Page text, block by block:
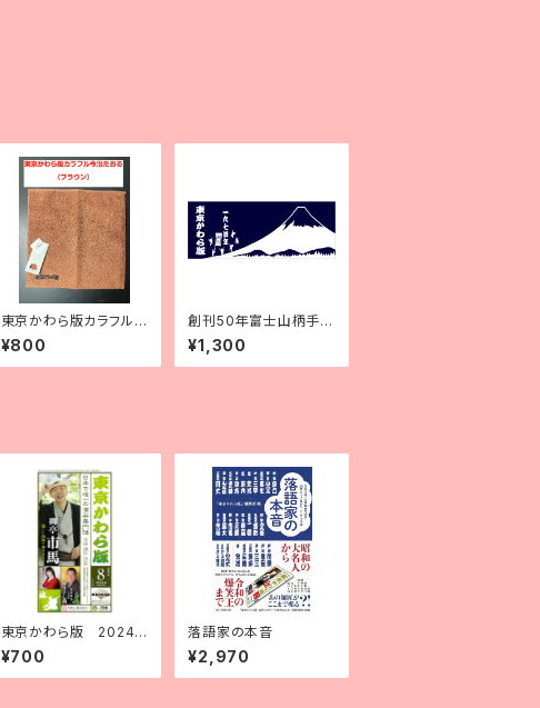
東京かわら版カラフル
今治たおる（ブラウン）
¥800
創刊50年富士山柄手ぬ
ぐい（紺地に白）
¥1,300
東京かわら版 2024
（令和６）年８月号
¥700
落語家の本音
¥2,970